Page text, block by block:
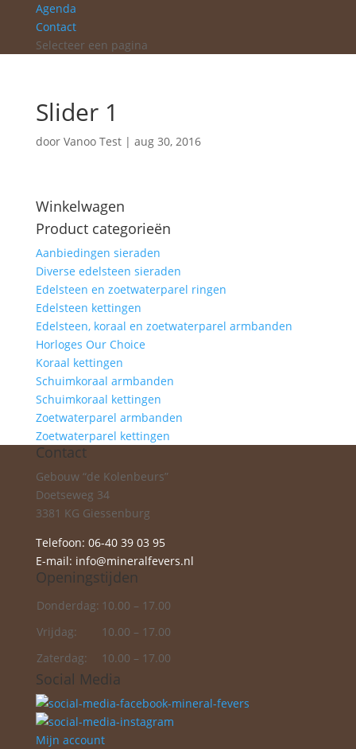
Agenda
Contact
Selecteer een pagina
Slider 1
door Vanoo Test| aug 30, 2016
Winkelwagen
Product categorieën
Aanbiedingen sieraden
Diverse edelsteen sieraden
Edelsteen en zoetwaterparel ringen
Edelsteen kettingen
Edelsteen, koraal en zoetwaterparel armbanden
Horloges Our Choice
Koraal kettingen
Schuimkoraal armbanden
Schuimkoraal kettingen
Zoetwaterparel armbanden
Zoetwaterparel kettingen
Contact
Gebouw “de Kolenbeurs”
Doetseweg 34
3381 KG Giessenburg
Telefoon: 06-40 39 03 95
E-mail: info@mineralfevers.nl
Openingstijden
Donderdag: 10.00 – 17.00
Vrijdag:
10.00 – 17.00
Zaterdag:
10.00 – 17.00
Social Media
Mijn account